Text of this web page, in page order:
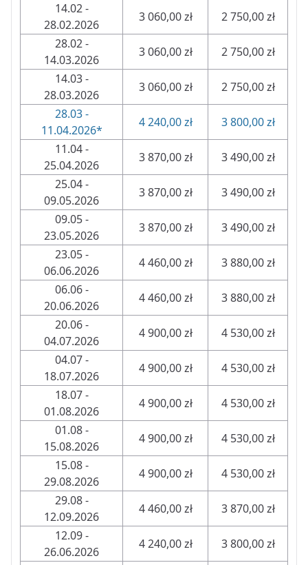
14.02 -
28.02.2026
3 060,00 zł
2 750,00 zł
28.02 -
14.03.2026
3 060,00 zł
2 750,00 zł
14.03 -
28.03.2026
3 060,00 zł
2 750,00 zł
28.03 -
11.04.2026*
4 240,00 zł
3 800,00 zł
11.04 -
25.04.2026
3 870,00 zł
3 490,00 zł
25.04 -
09.05.2026
3 870,00 zł
3 490,00 zł
09.05 -
23.05.2026
3 870,00 zł
3 490,00 zł
23.05 -
06.06.2026
4 460,00 zł
3 880,00 zł
06.06 -
20.06.2026
4 460,00 zł
3 880,00 zł
20.06 -
04.07.2026
4 900,00 zł
4 530,00 zł
04.07 -
18.07.2026
4 900,00 zł
4 530,00 zł
18.07 -
01.08.2026
4 900,00 zł
4 530,00 zł
01.08 -
15.08.2026
4 900,00 zł
4 530,00 zł
15.08 -
29.08.2026
4 900,00 zł
4 530,00 zł
29.08 -
12.09.2026
4 460,00 zł
3 870,00 zł
12.09 -
26.06.2026
4 240,00 zł
3 800,00 zł